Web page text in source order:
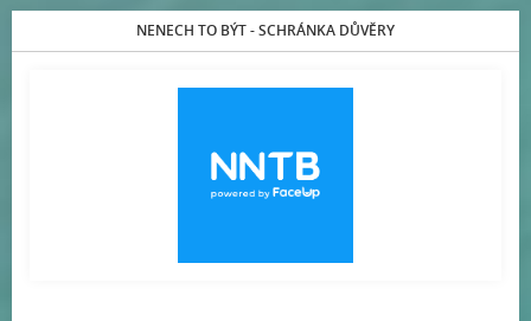
NENECH TO BÝT - SCHRÁNKA DŮVĚRY